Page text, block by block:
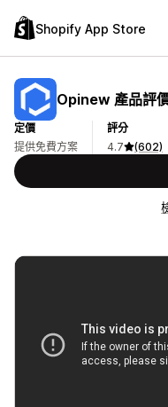
Shopify App Store
Opinew 產品評
定價
提供免費方案
評分
4.7
(602)